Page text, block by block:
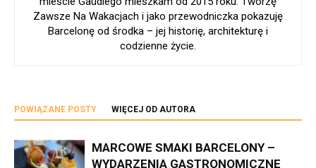
Zawsze Na Wakacjach i jako przewodniczka pokazuję
Barcelonę od środka – jej historię, architekturę i
codzienne życie.
POWIĄZANE POSTY WIĘCEJ OD AUTORA
MARCOWE SMAKI BARCELONY –
WYDARZENIA GASTRONOMICZNE